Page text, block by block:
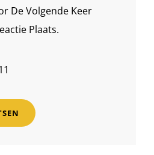
De Volgende Keer
Plaats.